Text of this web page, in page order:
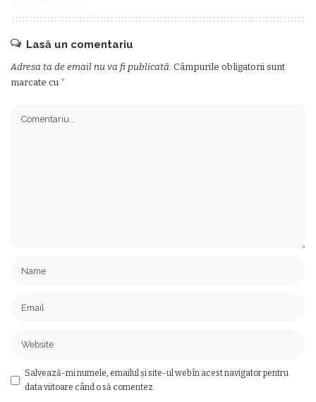
Lasă un comentariu
Adresa ta de email nu va fi publicată. Câmpurile obligatorii sunt
marcate cu *
Salvează-mi numele, emailul și site-ul web în acest navigator pentru
data viitoare când o să comentez.